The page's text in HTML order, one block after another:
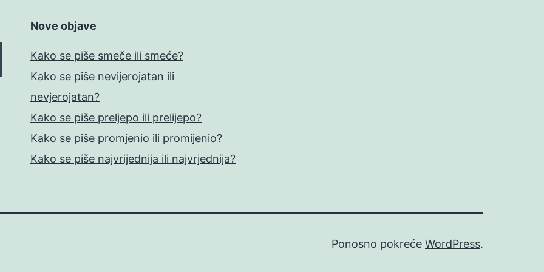
Nove objave
Kako se piše smeče ili smeće?
Kako se piše nevijerojatan ili
nevjerojatan?
Kako se piše preljepo ili prelijepo?
Kako se piše promjenio ili promijenio?
Kako se piše najvrijednija ili najvrjednija?
Ponosno pokreće WordPress.